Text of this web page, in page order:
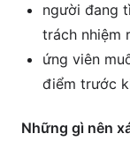
người đang
trách nhiệm
ứng viên
điểm trước
Những gì nên